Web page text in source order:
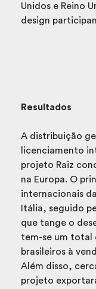
Unidos e Reino
design
Resultados
A distribuição
licenciamento
projeto Raiz
na Europa. O
internacionais
Itália, seguido
que tange o
tem-se um total
brasileiros à
Além disso,
projeto